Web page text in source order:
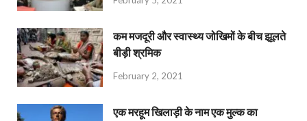
कम मजदूरी और स्वास्थ्य जोखिमों के बीच झूलते
बीड़ी श्रमिक
February 2, 2021
एक मरहूम खिलाड़ी के नाम एक मुल्क का